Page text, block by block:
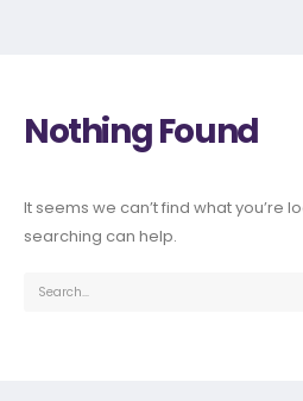
Nothing Found
It seems we can’t find what you’re
searching can help.